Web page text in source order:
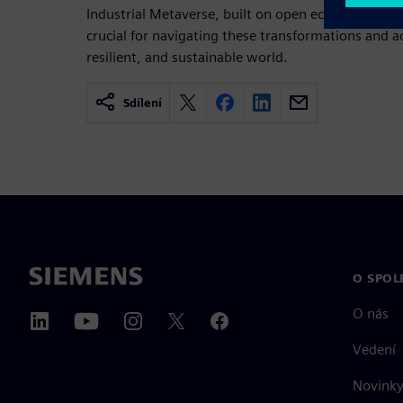
Industrial Metaverse, built on open ecosystems
crucial for navigating these transformations and
resilient, and sustainable world.
Sdílení
O
O nás
Vedení